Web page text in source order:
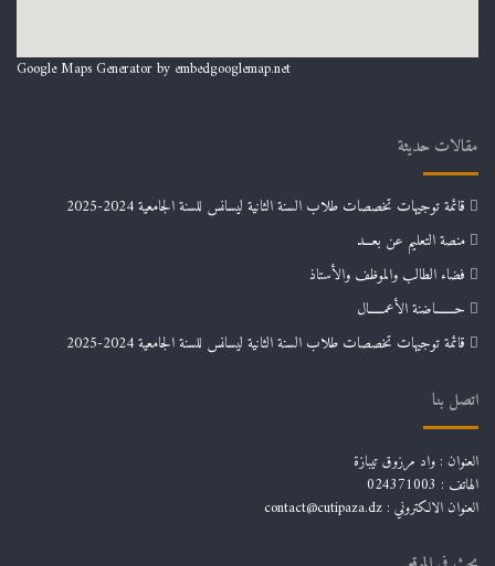
Google Maps Generator by embedgooglemap.net
مقالات حديثة
قائمة توجيهات تخصصات طلاب السنة الثانية ليسانس للسنة الجامعية 2024-2025
منصة التعليم عن بعـــد
فضاء الطالب والموظف والأستاذ
حـــــــاضنة الأعمـــــال
قائمة توجيهات تخصصات طلاب السنة الثانية ليسانس للسنة الجامعية 2024-2025
اتصل بنا
العنوان : واد مرزوق تيبازة
الهاتف : 024371003
العنوان الالكتروني : contact@cutipaza.dz